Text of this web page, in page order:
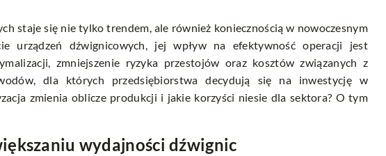
staje się nie tylko trendem, ale również koniecznością w nowoczesnym
urządzeń dźwignicowych, jej wpływ na efektywność operacji jest
zmniejszenie ryzyka przestojów oraz kosztów związanych z
dla których przedsiębiorstwa decydują się na inwestycję w
zmienia oblicze produkcji i jakie korzyści niesie dla sektora? O tym
wydajności dźwignic